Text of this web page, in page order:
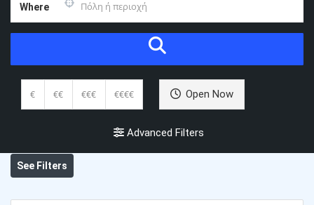
Where
€ €€ €€€ €€€€ Open Now
Advanced Filters
See Filters